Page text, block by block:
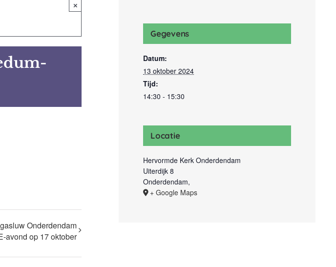
×
Onderdendam
avond op 17 oktober
Gegevens
Datum:
13 oktober 2024
Tijd:
14:30 - 15:30
Locatie
Hervormde Kerk Onderdendam
Uiterdijk 8
Onderdendam,
+ Google Maps